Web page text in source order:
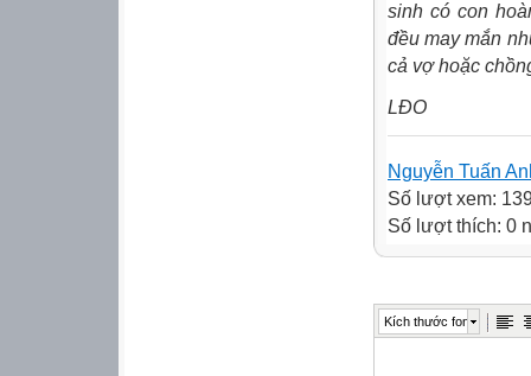
sinh có con
đều may mắn
cả vợ hoặc
LĐO
Nguyễn Tuấn
Số lượt xem:
Số lượt thích: 0
Kích thước font